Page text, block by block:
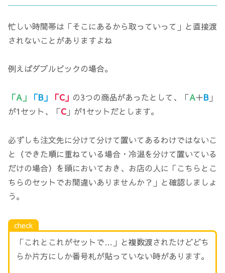
忙しい時間帯は「そこにあるから取っていって」と直接渡
されないことがありますよね
例えばダブルピックの場合。
「A」 「B」 「C」 の3つの商品があったとして、「A＋B」
が1セット、「C」が1セットだとします。
必ずしも注文先に分けて分けて置いてあるわけではないこ
と（できた順に重ねている場合・冷温を分けて置いている
だけの場合）を頭においておき、お店の人に「こちらとこ
ちらのセットでお間違いありませんか？」と確認しましょ
う。
check
「これとこれがセットで…」と複数渡されたけどどち
らか片方にしか番号札が貼っていない時があります。